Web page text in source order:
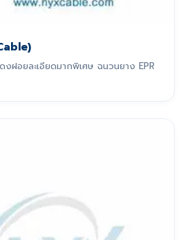
ฝอยละเอียดมากพิเศษ ฉนวนยาง EPR